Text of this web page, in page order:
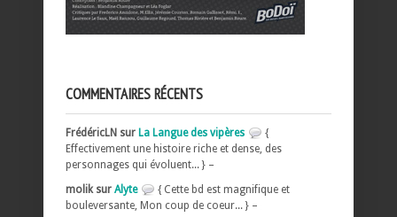
COMMENTAIRES RÉCENTS
FrédéricLN sur La Langue des vipères
{
Effectivement une histoire riche et dense, des
personnages qui évoluent... } –
molik sur Alyte
{ Cette bd est magnifique et
bouleversante, Mon coup de coeur... } –